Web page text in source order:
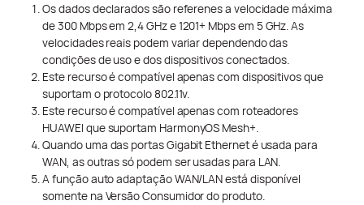
Os dados declarados são referenes a velocidade máxima
de 300 Mbps em 2,4 GHz e 1201+ Mbps em 5 GHz. As
velocidades reais podem variar dependendo das
condições de uso e dos dispositivos conectados.
Este recurso é compatível apenas com dispositivos que
suportam o protocolo 802.11v.
Este recurso é compatível apenas com roteadores
HUAWEI que suportam HarmonyOS Mesh+.
Quando uma das portas Gigabit Ethernet é usada para
WAN, as outras só podem ser usadas para LAN.
A função auto adaptação WAN/LAN está disponível
somente na Versão Consumidor do produto.